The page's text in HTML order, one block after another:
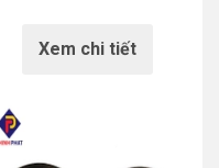
Xem chi tiết